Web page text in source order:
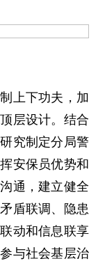
上下功夫，加
层设计。结合
究制定分局警
安保员优势和
通，建立健全
盾联调、隐患
动和信息联享
与社会基层治